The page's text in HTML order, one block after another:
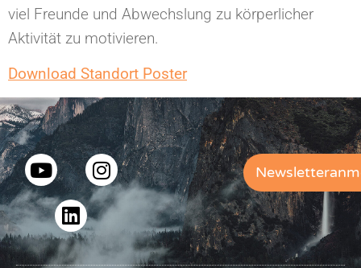
viel Freunde und Abwechslung zu körperlicher
Aktivität zu motivieren.
Download Standort Poster